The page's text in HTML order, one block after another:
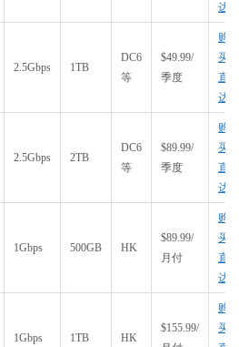
达
2.5Gbps 1TB
DC6
等
$49.99/
季度
购
买
直
达
2.5Gbps 2TB
DC6
等
$89.99/
季度
购
买
直
达
1Gbps 500GB HK
$89.99/
月付
购
买
直
达
1Gbps 1TB HK
$155.99/
购
买